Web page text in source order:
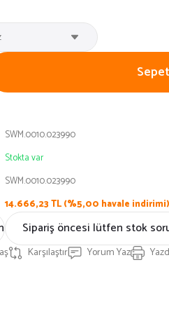
SWM.0010.023990
Stokta var
SWM.0010.023990
14.666,23 TL (%5,00 havale indirimi)
Sipariş öncesi lütfen stok
Karşılaştır Yorum Yaz